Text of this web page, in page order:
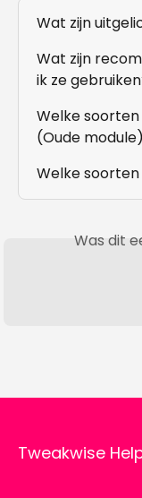
Wat zijn
Wat zijn
ik ze
Welke
(Oude module)
Welke
Was dit
Tweakwise